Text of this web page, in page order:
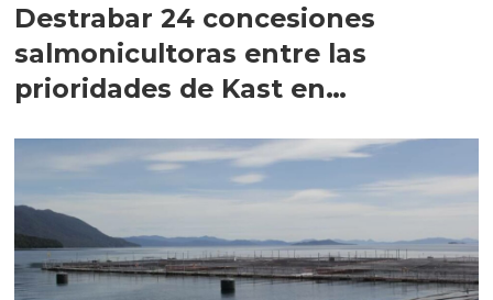
Destrabar 24 concesiones
salmonicultoras entre las
prioridades de Kast en